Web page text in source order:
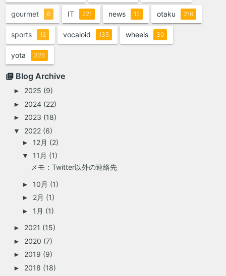
gourmet 6 IT 221 news 15 otaku 216
sports 12 vocaloid 135 wheels 30
yota 326
Blog Archive
► 2025 (9)
► 2024 (22)
► 2023 (18)
▼ 2022 (6)
► 12月 (2)
▼ 11月 (1)
メモ：Twitter以外の連絡先
► 10月 (1)
► 2月 (1)
► 1月 (1)
► 2021 (15)
► 2020 (7)
► 2019 (9)
► 2018 (18)